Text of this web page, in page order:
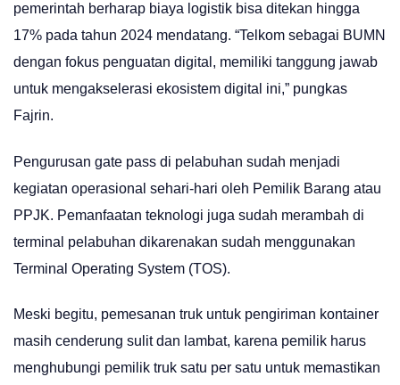
pemerintah berharap biaya logistik bisa ditekan hingga
17% pada tahun 2024 mendatang. “Telkom sebagai BUMN
dengan fokus penguatan digital, memiliki tanggung jawab
untuk mengakselerasi ekosistem digital ini,” pungkas
Fajrin.
Pengurusan gate pass di pelabuhan sudah menjadi
kegiatan operasional sehari-hari oleh Pemilik Barang atau
PPJK. Pemanfaatan teknologi juga sudah merambah di
terminal pelabuhan dikarenakan sudah menggunakan
Terminal Operating System (TOS).
Meski begitu, pemesanan truk untuk pengiriman kontainer
masih cenderung sulit dan lambat, karena pemilik harus
menghubungi pemilik truk satu per satu untuk memastikan